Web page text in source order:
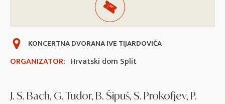
ORGANIZATOR: Hrvatski dom Split
KONCERTNA DVORANA IVE TIJARDOVIĆA
J. S. Bach, G. Tudor, B. Šipuš, S. Prokofjev, P.